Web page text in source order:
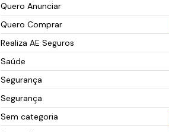
Quero Anunciar
Quero Comprar
Realiza AE Seguros
Saúde
Segurança
Segurança
Sem categoria